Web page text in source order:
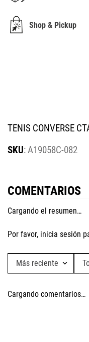
Shop & Pickup
TENIS CONVERSE
:A19058C-082
COMENTARIOS
Cargando el resumen…
Por favor, inicia sesión
Más reciente
Cargando comentarios…